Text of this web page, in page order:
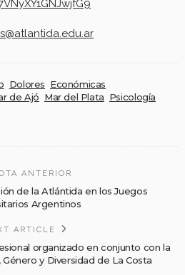
Dolores Económicas
de Ajó Mar del Plata Psicología
ANTERIOR
de la Atlántida en los Juegos
Argentinos
ARTICLE
organizado en conjunto con la
y Diversidad de La Costa